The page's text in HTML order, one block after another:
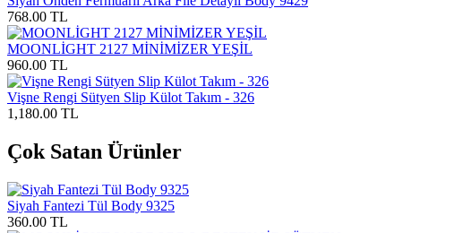
768.00 TL
MOONLİGHT 2127 MİNİMİZER YEŞİL
960.00 TL
Vişne Rengi Sütyen Slip Külot Takım - 326
1,180.00 TL
Çok Satan Ürünler
Siyah Fantezi Tül Body 9325
360.00 TL